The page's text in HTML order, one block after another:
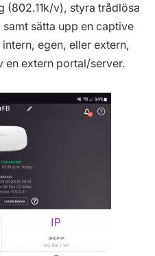
(802.11k/v), styra trådlösa
sätta upp en captive
egen, eller extern,
en extern portal/server.